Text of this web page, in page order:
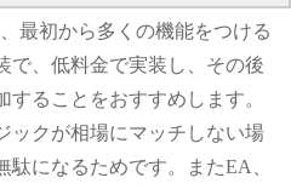
最初から多くの機能をつける
で、低料金で実装し、その後
ることをおすすめします。
ックが相場にマッチしない場
になるためです。またEA、